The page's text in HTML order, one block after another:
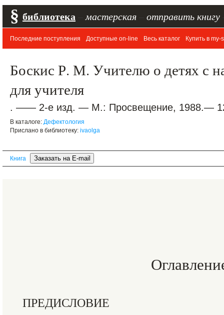
§ библиотека мастерская отправить книгу
Последние поступления Доступные on-line Весь каталог Купить в my-
Боскис Р. М. Учителю о детях с
для учителя
. —— 2-е изд. — М.: Просвещение, 1988.—
В каталоге: Дефектология
Прислано в библиотеку: ivaolga
Книга
ПРЕДИСЛОВИЕ